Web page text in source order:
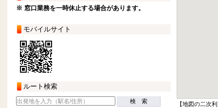
※ 窓口業務を一時休止する場合があります。
モバイルサイト
ルート検索
検 索
【地図の二次